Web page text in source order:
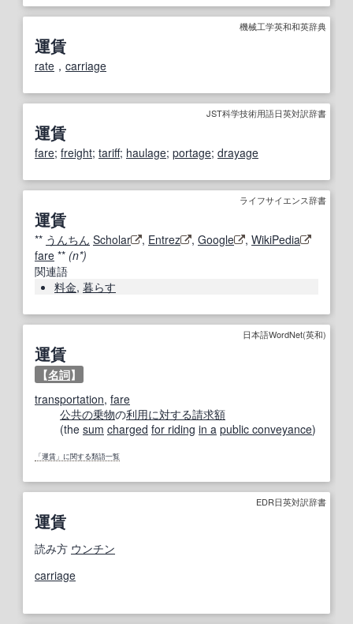
機械工学英和和英辞典
運賃
rate ， carriage
JST科学技術用語日英対訳辞書
運賃
fare; freight; tariff; haulage; portage; drayage
ライフサイエンス辞書
運賃
** うんちん Scholar , Entrez , Google , WikiPedia
fare ** (n*)
関連語
料金, 暮らす
日本語WordNet(英和)
運賃
【名詞】
transportation, fare
公共の乗物の利用に対する請求額
(the sum charged for riding in a public conveyance)
「運賃」に関する類語一覧
EDR日英対訳辞書
運賃
読み方 ウンチン
carriage